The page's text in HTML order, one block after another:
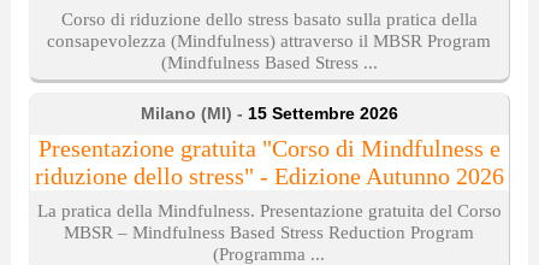
Corso di riduzione dello stress basato sulla pratica della
consapevolezza (Mindfulness) attraverso il MBSR Program
(Mindfulness Based Stress ...
Milano (MI) - 15 Settembre 2026
Presentazione gratuita "Corso di Mindfulness e
riduzione dello stress" - Edizione Autunno 2026
La pratica della Mindfulness. Presentazione gratuita del Corso
MBSR – Mindfulness Based Stress Reduction Program
(Programma ...